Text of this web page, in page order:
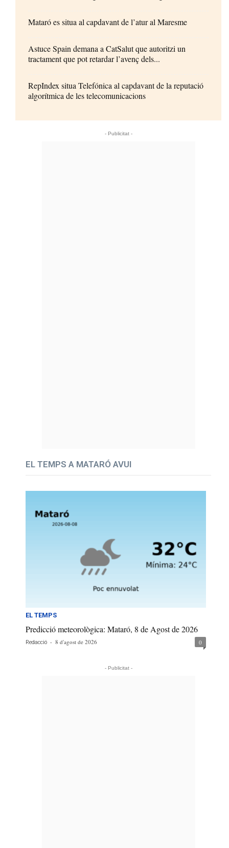
Mataró es situa al capdavant de l’atur al Maresme
Astuce Spain demana a CatSalut que autoritzi un
tractament que pot retardar l’avenç dels...
RepIndex situa Telefónica al capdavant de la reputació
algorítmica de les telecomunicacions
- Publicitat -
EL TEMPS A MATARÓ AVUI
EL TEMPS
Predicció meteorològica: Mataró, 8 de Agost de 2026
Redacció - 8 d'agost de 2026 0
- Publicitat -